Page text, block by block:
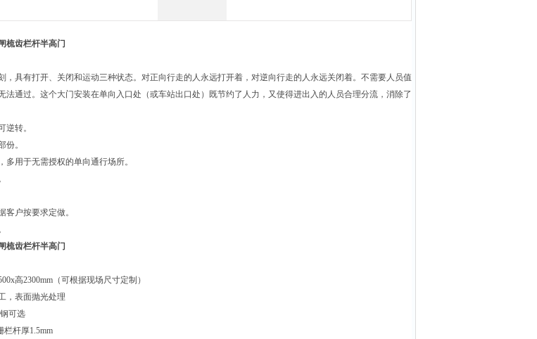
梳齿栏杆半高门
，具有打开、关闭和运动三种状态。对正向行走的人永远打开着，对逆向行走的人永远关闭着。不需要人员值
法通过。这个大门安装在单向入口处（或车站出口处）既节约了人力，又使得进出入的人员合理分流，消除了
转。
。
用于无需授权的单向通行场所。
户按要求定做。
梳齿栏杆半高门
高2300mm（可根据现场尺寸定制）
，表面抛光处理
可选
杆厚1.5mm